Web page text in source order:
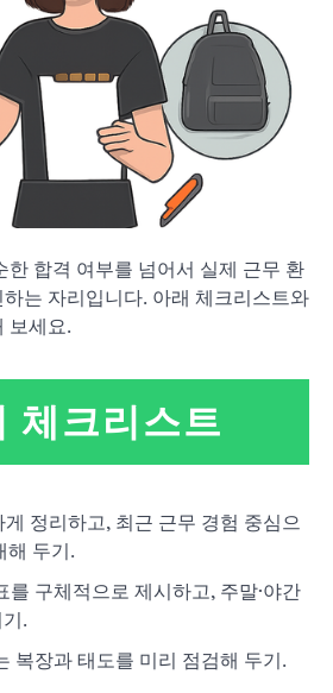
한 합격 여부를 넘어서 실제 근무 환
는 자리입니다. 아래 체크리스트와
보세요.
체크리스트
정리하고, 최근 근무 경험 중심으
해 두기.
를 구체적으로 제시하고, 주말·야간
.
복장과 태도를 미리 점검해 두기.